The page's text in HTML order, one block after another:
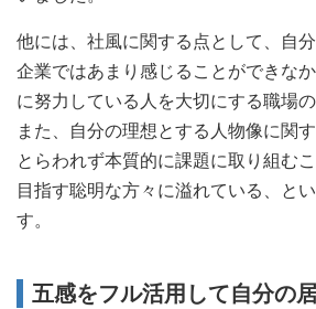
他には、社風に関する点として、自
企業ではあまり感じることができな
に努力している人を大切にする職場の
また、自分の理想とする人物像に関
とらわれず本質的に課題に取り組む
目指す聡明な方々に溢れている、と
す。
五感をフル活用して自分の